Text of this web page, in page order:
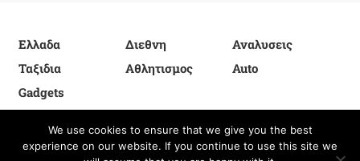
Ελλαδα Διεθνη
Αναλυσεις
Ταξιδια
Αθλητισμος
Auto
Gadgets
Proudly powered by WordPress|Theme: FreeNews|By
We use cookies to ensure that we give you the best
experience on our website. If you continue to use this site we